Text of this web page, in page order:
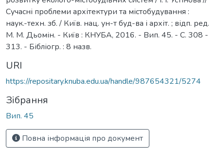
Сучасні проблеми архітектури та містобудування :
наук.-техн. зб. / Київ. нац. ун-т буд-ва і архіт. ; відп. ред.
М. М. Дьомін. - Київ : КНУБА, 2016. - Вип. 45. - С. 308 -
313. - Бібліогр. : 8 назв.
URI
https://repositary.knuba.edu.ua/handle/987654321/5274
Зібрання
Вип. 45
Повна інформація про документ